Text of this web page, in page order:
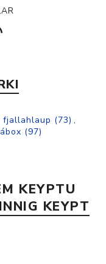
fjallahlaup (73) ,
(97)
KEYPTU
KEYPT